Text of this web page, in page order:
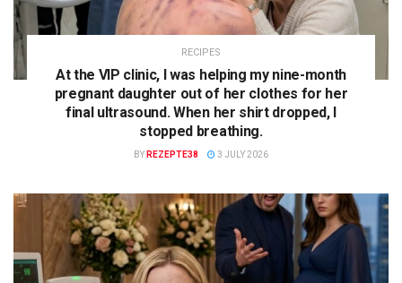
RECIPES
At the VIP clinic, I was helping my nine-month
pregnant daughter out of her clothes for her
final ultrasound. When her shirt dropped, I
stopped breathing.
BY REZEPTE38 3 JULY 2026